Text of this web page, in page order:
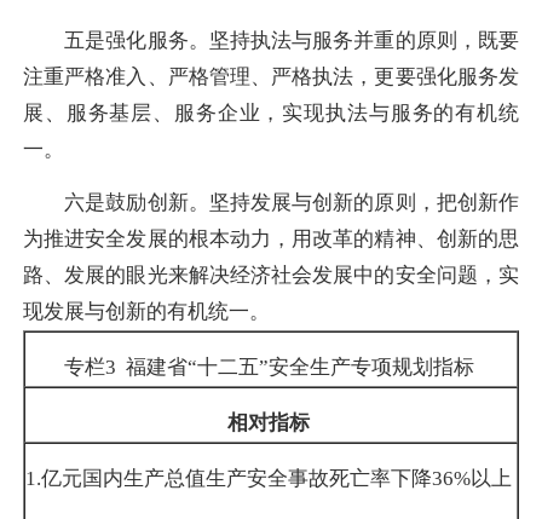
五是强化服务。坚持执法与服务并重的原则，既要
注重严格准入、严格管理、严格执法，更要强化服务发
展、服务基层、服务企业，实现执法与服务的有机统
一。
六是鼓励创新。坚持发展与创新的原则，把创新作
为推进安全发展的根本动力，用改革的精神、创新的思
路、发展的眼光来解决经济社会发展中的安全问题，实
现发展与创新的有机统一。
专栏3 福建省“十二五”安全生产专项规划指标
相对指标
1.亿元国内生产总值生产安全事故死亡率下降36%以上